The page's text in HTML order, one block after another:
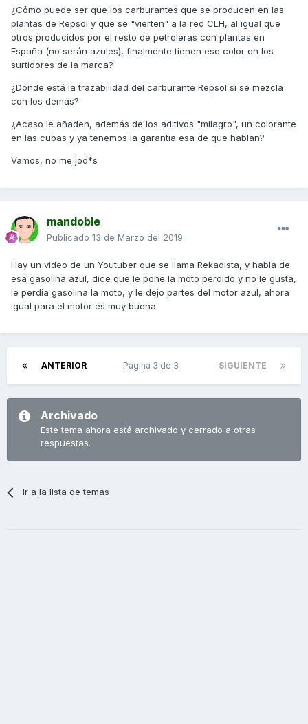
¿Cómo puede ser que los carburantes que se producen en las
plantas de Repsol y que se "vierten" a la red CLH, al igual que
otros producidos por el resto de petroleras con plantas en
España (no serán azules), finalmente tienen ese color en los
surtidores de la marca?
¿Dónde está la trazabilidad del carburante Repsol si se mezcla
con los demás?
¿Acaso le añaden, además de los aditivos "milagro", un colorante
en las cubas y ya tenemos la garantía esa de que hablan?
Vamos, no me jod*s
mandoble
Publicado 13 de Marzo del 2019
Hay un video de un Youtuber que se llama Rekadista, y habla de
esa gasolina azul, dice que le pone la moto perdido y no le gusta,
le perdia gasolina la moto, y le dejo partes del motor azul, ahora
igual para el motor es muy buena
ANTERIOR SIGUIENTE
Página 3 de 3
Archivado
Este tema ahora está archivado y cerrado a otras
respuestas.
Ir a la lista de temas